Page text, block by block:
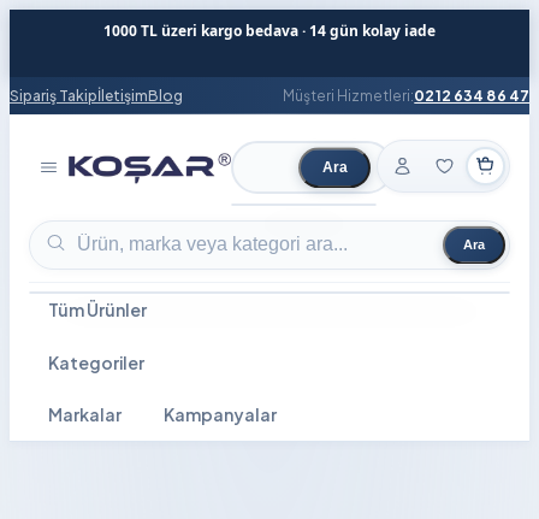
1000 TL üzeri kargo bedava · 14 gün kolay iade
Sipariş TakipİletişimBlog Müşteri Hizmetleri:0212 634 86 47
Ürün ara Ara
Ürün ara Ara
Tüm Ürünler
Kategoriler
Markalar Kampanyalar